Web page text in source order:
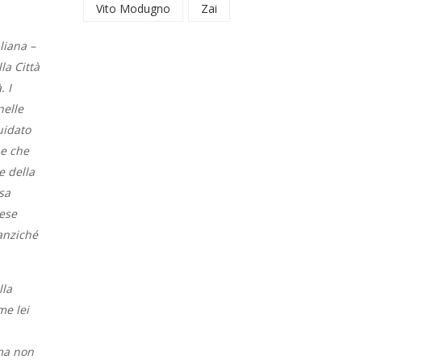
–
Città
I
che
della
lei
non
Vito Modugno
Zai